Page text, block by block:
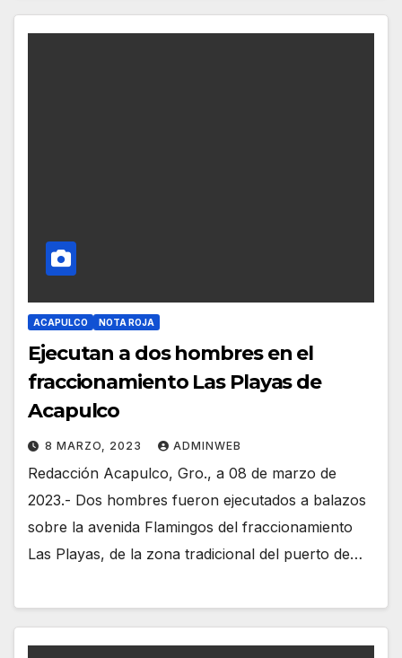
ACAPULCO NOTA ROJA
Ejecutan a dos hombres en el
fraccionamiento Las Playas de
Acapulco
8 MARZO, 2023 ADMINWEB
Redacción Acapulco, Gro., a 08 de marzo de
2023.- Dos hombres fueron ejecutados a balazos
sobre la avenida Flamingos del fraccionamiento
Las Playas, de la zona tradicional del puerto de…